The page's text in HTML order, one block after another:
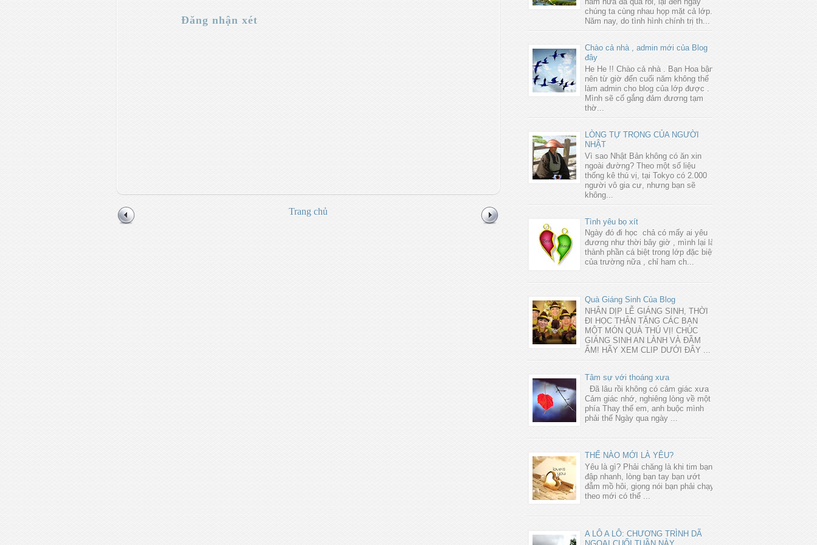
Đăng nhận xét
Trang chủ
chúng ta cùng nhau họp mặt cả lớp.
Năm nay, do tình hình chính trị th...
Chào cả nhà , admin mới của Blog
đây
He He !! Chào cả nhà . Bạn Hoa bận
nên từ giờ đến cuối năm không thể
làm admin cho blog của lớp được .
Mình sẽ cố gắng đảm đương tạm
thờ...
LÒNG TỰ TRỌNG CỦA NGƯỜI
NHẬT
Vì sao Nhật Bản không có ăn xin
ngoài đường? Theo một số liệu
thống kê thú vị, tại Tokyo có 2.000
người vô gia cư, nhưng bạn sẽ
không...
Tình yêu bọ xít
Ngày đó đi học chả có mấy ai yêu
đương như thời bây giờ , mình lại là
thành phần cá biệt trong lớp đặc biệt
của trường nữa , chỉ ham ch...
Quà Giáng Sinh Của Blog
NHÂN DỊP LỄ GIÁNG SINH, THỜI
ĐI HỌC THÂN TẶNG CÁC BẠN
MỘT MÓN QUÀ THÚ VỊ! CHÚC
GIÁNG SINH AN LÀNH VÀ ĐẦM
ẤM! HÃY XEM CLIP DƯỚI ĐÂY ...
Tâm sự với thoáng xưa
Đã lâu rồi không có cảm giác xưa
Cảm giác nhớ, nghiêng lòng về một
phía Thay thế em, anh buộc mình
phải thế Ngày qua ngày ...
THẾ NÀO MỚI LÀ YÊU?
Yêu là gì? Phải chăng là khi tim bạn
đập nhanh, lòng bạn tay bạn ướt
đẫm mồ hôi, giọng nói bạn phải chạy
theo mới có thể ...
A LÔ A LÔ: CHƯƠNG TRÌNH DÃ